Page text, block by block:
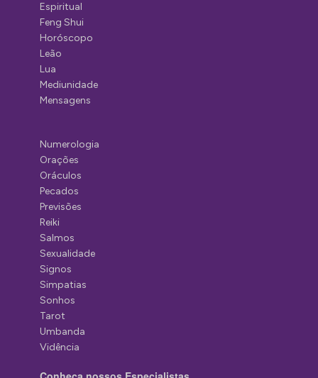
Espiritual
Feng Shui
Horóscopo
Leão
Lua
Mediunidade
Mensagens
Numerologia
Orações
Oráculos
Pecados
Previsões
Reiki
Salmos
Sexualidade
Signos
Simpatias
Sonhos
Tarot
Umbanda
Vidência